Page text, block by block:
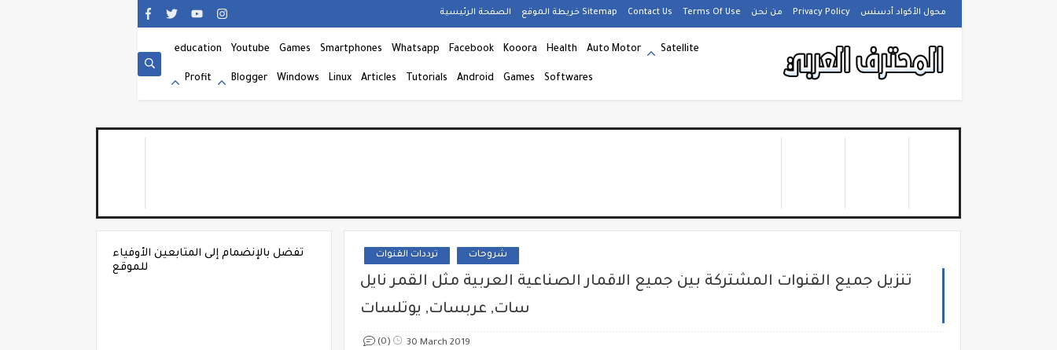
الصفحة الرئيسية خريطة الموقع Sitemap Contact Us Terms Of Use من نحن Privacy Policy محول الأكواد أدسنس
education Youtube Games Smartphones Whatsapp Facebook Kooora Health Auto Motor Satellite
Profit Blogger Windows Linux Articles Tutorials Android Games Softwares
ترددات القنوات شروحات
تنزيل جميع القنوات المشتركة بين جميع الاقمار الصناعية العربية مثل القمر نايل
سات, عربسات, يوتلسات
30 March 2019
(0)
تفضل بالإنضمام إلى المتابعين الأوفياء
للموقع